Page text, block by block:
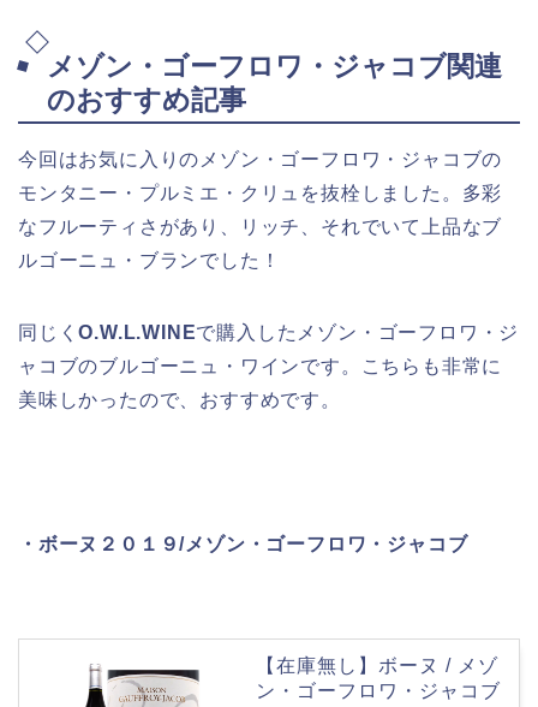
メゾン・ゴーフロワ・ジャコブ関連
のおすすめ記事
今回はお気に入りのメゾン・ゴーフロワ・ジャコブの
モンタニー・プルミエ・クリュを抜栓しました。多彩
なフルーティさがあり、リッチ、それでいて上品なブ
ルゴーニュ・ブランでした！
同じくO.W.L.WINEで購入したメゾン・ゴーフロワ・ジ
ャコブのブルゴーニュ・ワインです。こちらも非常に
美味しかったので、おすすめです。
・ボーヌ２０１９/メゾン・ゴーフロワ・ジャコブ
【在庫無し】ボーヌ / メゾ
ン・ゴーフロワ・ジャコブ